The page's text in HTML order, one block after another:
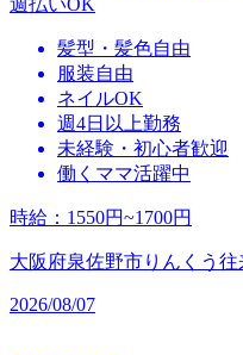
髪型・髪色自由
服装自由
ネイルOK
週4日以上勤務
未経験・初心者歓迎
働くママ活躍中
時給 ： 1550円~1700円
大阪府泉佐野市りんくう往
2026/08/07